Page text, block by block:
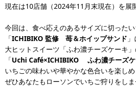
現在は10店舗（2024年11月末現在）を展
今回は、食べ応えのあるサイズに切った
「ICHIBIKO 監修 苺＆ホイップサンド 」
大ヒットスイーツ「ふわ濃チーズケーキ」
「Uchi Café×ICHIBIKO ふわ濃チーズケ
いちごの味わいや華やかな色合いを楽し
ぜひあなたもローソンでいちご狩りをしま